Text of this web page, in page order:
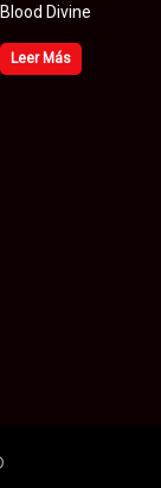
Blood Divine
Leer Más